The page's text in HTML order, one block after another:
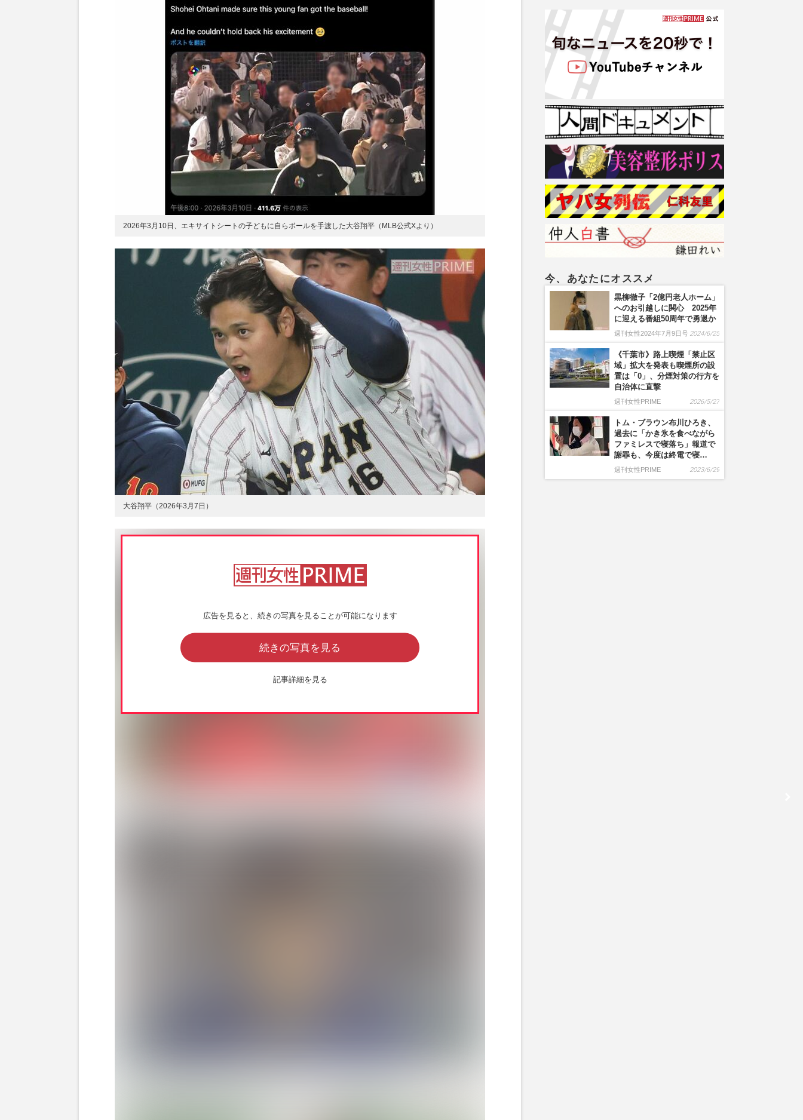
2026年3月10日、エキサイトシートの子どもに自らボールを手渡した大谷翔平（MLB公式Xより）
大谷翔平（2026年3月7日）
広告を見ると、続きの写真を見ることが可能になります
続きの写真を見る
記事詳細を見る
今、あなたにオススメ
黒柳徹子「2億円老人ホーム」
へのお引越しに関心 2025年
に迎える番組50周年で勇退か
週刊女性2024年7月9日号 2024/6/25
《千葉市》路上喫煙「禁止区
域」拡大を発表も喫煙所の設
置は「0」、分煙対策の行方を
自治体に直撃
週刊女性PRIME 2026/5/27
トム・ブラウン布川ひろき、
過去に「かき氷を食べながら
ファミレスで寝落ち」報道で
謝罪も、今度は終電で寝…
週刊女性PRIME 2023/6/29